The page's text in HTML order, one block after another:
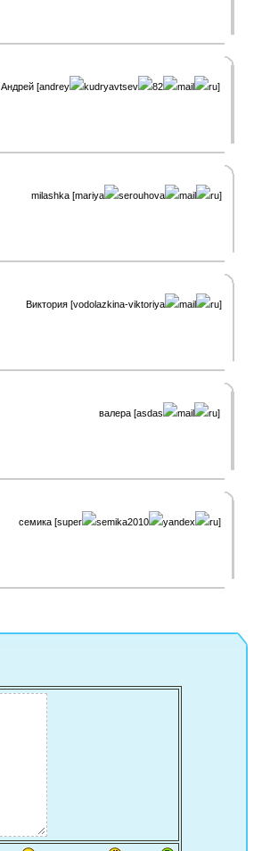
Андрей [andrey kudryavtsev 82 mail ru]
milashka [mariya serouhova mail ru]
Виктория [vodolazkina-viktoriya mail ru]
валера [asdas mail ru]
семика [super semika2010 yandex ru]